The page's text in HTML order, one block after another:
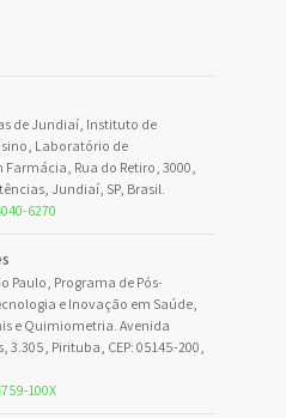
de Jundiaí, Instituto de
Laboratório de
Rua do Retiro, 3000,
Jundiaí, SP, Brasil.
6270
Paulo, Programa de Pós-
e Inovação em Saúde,
e Quimiometria. Avenida
3.305, Pirituba, CEP: 05145-200,
100X